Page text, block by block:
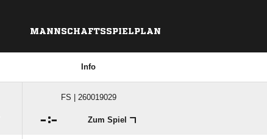
MANNSCHAFTSSPIELPLAN
Info
FS | 260019029
: Zum Spiel